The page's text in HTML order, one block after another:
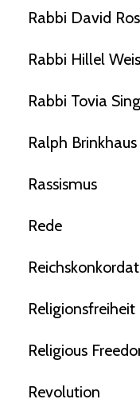
Rabbi David
Rabbi Hillel
Rabbi Tovia
Ralph Brinkhaus
Rassismus
Rede
Reichskonkordat
Religionsfreiheit
Religious
Revolution